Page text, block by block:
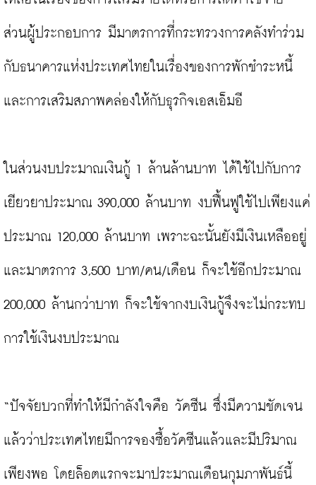
ส่วนผู้ประกอบการ มีมาตรการที่กระทรวงการคลังทำร่วม
กับธนาคารแห่งประเทศไทยในเรื่องของการพักชำระหนี้
และการเสริมสภาพคล่องให้กับธุรกิจเอสเอ็มอี
ในส่วนงบประมาณเงินกู้ 1 ล้านล้านบาท ได้ใช้ไปกับการ
เยียวยาประมาณ 390,000 ล้านบาท งบฟื้นฟูใช้ไปเพียงแค่
ประมาณ 120,000 ล้านบาท เพราะฉะนั้นยังมีเงินเหลืออยู่
และมาตรการ 3,500 บาท/คน/เดือน ก็จะใช้อีกประมาณ
200,000 ล้านกว่าบาท ก็จะใช้จากงบเงินกู้จึงจะไม่กระทบ
การใช้เงินงบประมาณ
“ปัจจัยบวกที่ทำให้มีกำลังใจคือ วัคซีน ซึ่งมีความชัดเจน
แล้วว่าประเทศไทยมีการจองซื้อวัคซีนแล้วและมีปริมาณ
เพียงพอ โดยล็อตแรกจะมาประมาณเดือนกุมภาพันธ์นี้